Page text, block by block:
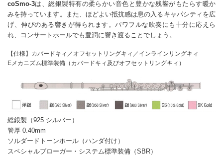
coSmo-3は、総銀製特有の柔らかい音色と豊かな残響がもたらす暖か
みを持っています。また、ほどよい抵抗感は息の入るキャパシティを広
げ、伸びのある響きが得られます。パワフルな吹奏にも十分に応えら
れ、コンサートホールでも豊潤に響き渡ることでしょう。
【仕様】カバードキィ／オフセットリングキィ／インラインリングキィ
Eメカニズム標準装備（カバードキィ及びオフセットリングキィ）
総銀製（925 シルバー）
管厚 0.40mm
ソルダードトーンホール（ハンダ付け）
スペシャルブローガー・システム標準装備（SBR）